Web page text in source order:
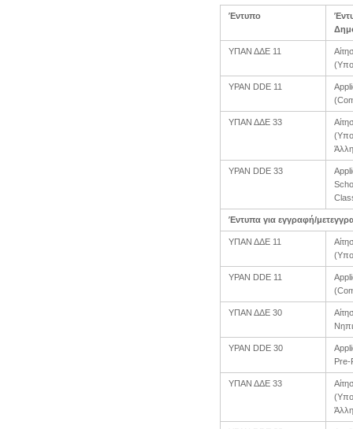
Έντυπο
ΥΠΑΝ ΔΔΕ 11
YPAN DDE 11
ΥΠΑΝ ΔΔΕ 33
YPAN DDE 33
Έντυπα για εγγραφή/
ΥΠΑΝ ΔΔΕ 11
YPAN DDE 11
ΥΠΑΝ ΔΔΕ 30
YPAN DDE 30
Pre-
ΥΠΑΝ ΔΔΕ 33